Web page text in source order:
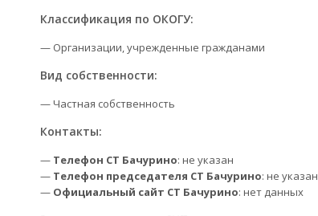
Классификация по ОКОГУ:
— Организации, учрежденные гражданами
Вид собственности:
— Частная собственность
Контакты:
— Телефон СТ Бачурино: не указан
— Телефон председателя СТ Бачурино: не указан
— Официальный сайт СТ Бачурино: нет данных